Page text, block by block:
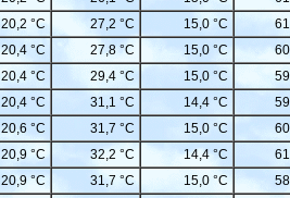
20,2 °C 27,2 °C 15,0 °C
20,4 °C 27,8 °C 15,0 °C
20,4 °C 29,4 °C 15,0 °C
20,4 °C 31,1 °C 14,4 °C
20,6 °C 31,7 °C 15,0 °C
20,9 °C 32,2 °C 14,4 °C
20,9 °C 31,7 °C 15,0 °C